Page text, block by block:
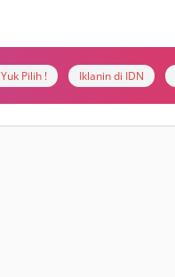
Yuk Pilih ! Iklanin di IDN